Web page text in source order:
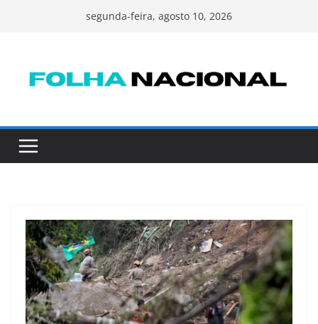
conteúdo
segunda-feira, agosto 10, 2026